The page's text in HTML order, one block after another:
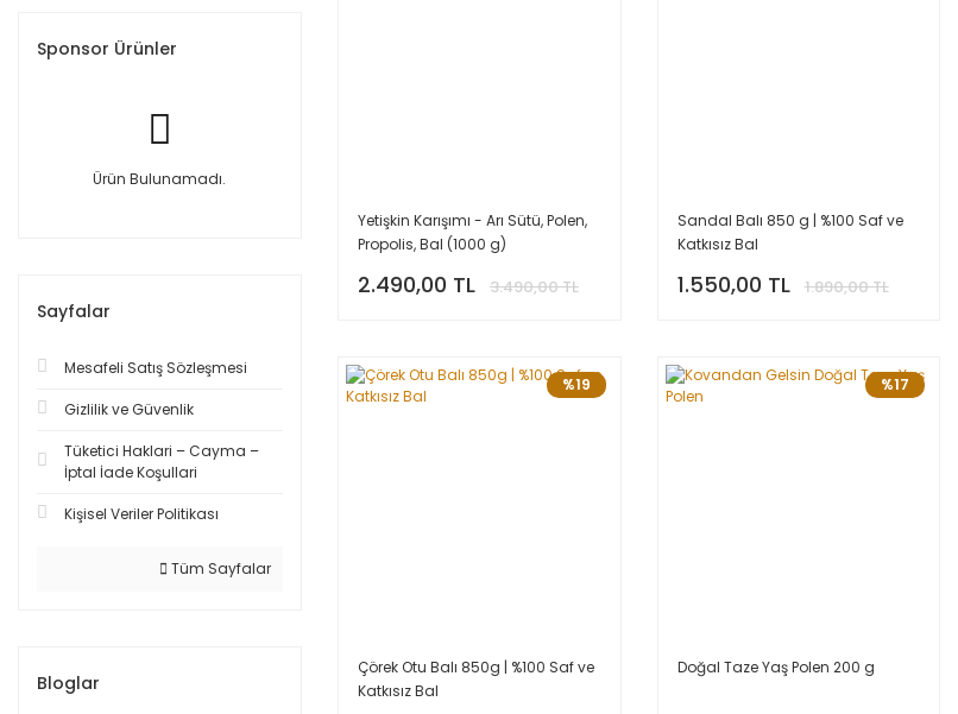
Sponsor Ürünler
Ürün Bulunamadı.
Sayfalar
Mesafeli Satış Sözleşmesi
Gizlilik ve Güvenlik
Tüketici Haklari – Cayma –
İptal İade Koşullari
Kişisel Veriler Politikası
Tüm Sayfalar
Bloglar
Yetişkin Karışımı - Arı Sütü, Polen,
Propolis, Bal (1000 g)
2.490,00 TL 3.490,00 TL
Sandal Balı 850 g | %100 Saf ve
Katkısız Bal
1.550,00 TL 1.890,00 TL
%19
Çörek Otu Balı 850g | %100 Saf ve
Katkısız Bal
%17
Doğal Taze Yaş Polen 200 g